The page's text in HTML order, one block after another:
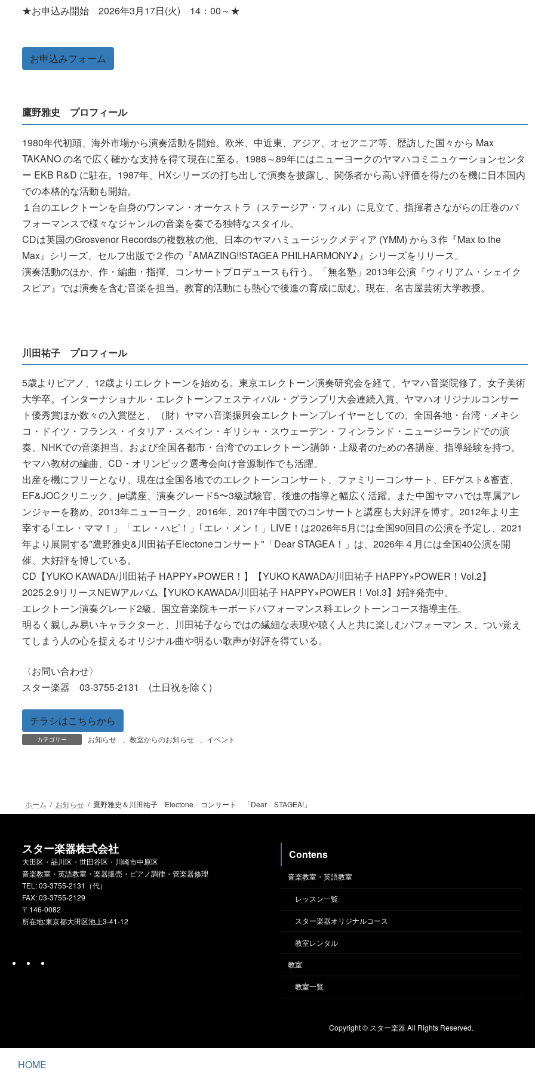
★お申込み開始 2026年3月17日(火) 14：00～★
お申込みフォーム
鷹野雅史 プロフィール
1980年代初頭、海外市場から演奏活動を開始。欧米、中近東、アジア、オセアニア等、歴訪した国々から Max
TAKANO の名で広く確かな支持を得て現在に至る。1988～89年にはニューヨークのヤマハコミニュケーションセンタ
ー EKB R&D に駐在。1987年、HXシリーズの打ち出しで演奏を披露し、関係者から高い評価を得たのを機に日本国内
での本格的な活動も開始。
１台のエレクトーンを自身のワンマン・オーケストラ（ステージア・フィル）に見立て、指揮者さながらの圧巻のパ
フォーマンスで様々なジャンルの音楽を奏でる独特なスタイル。
CDは英国のGrosvenor Recordsの複数枚の他、日本のヤマハミュージックメディア (YMM) から３作『Max to the
Max』シリーズ、セルフ出版で２作の『AMAZING!!STAGEA PHILHARMONY♪』シリーズをリリース。
演奏活動のほか、作・編曲・指揮、コンサートプロデュースも行う。「無名塾」2013年公演『ウィリアム・シェイク
スピア』では演奏を含む音楽を担当。教育的活動にも熱心で後進の育成に励む。現在、名古屋芸術大学教授。
川田祐子 プロフィール
5歳よりピアノ、12歳よりエレクトーンを始める。東京エレクトーン演奏研究会を経て、ヤマハ音楽院修了。女子美術
大学卒。インターナショナル・エレクトーンフェスティバル・グランプリ大会連続入賞、ヤマハオリジナルコンサー
ト優秀賞ほか数々の入賞歴と、（財）ヤマハ音楽振興会エレクトーンプレイヤーとしての、全国各地・台湾・メキシ
コ・ドイツ・フランス・イタリア・スペイン・ギリシャ・スウェーデン・フィンランド・ニュージーランドでの演
奏、NHKでの音楽担当、および全国各都市・台湾でのエレクトーン講師・上級者のための各講座、指導経験を持つ。
ヤマハ教材の編曲、CD・オリンピック選考会向け音源制作でも活躍。
出産を機にフリーとなり、現在は全国各地でのエレクトーンコンサート、ファミリーコンサート、EFゲスト&審査、
EF&JOCクリニック、jet講座、演奏グレード5〜3級試験官、後進の指導と幅広く活躍。また中国ヤマハでは専属アレ
ンジャーを務め、2013年ニューヨーク、2016年、2017年中国でのコンサートと講座も大好評を博す。2012年より主
宰する｢エレ・ママ！」「エレ・ハピ！」｢エレ・メン！」LIVE！は2026年5月には全国90回目の公演を予定し、2021
年より展開する"鷹野雅史&川田祐子Electoneコンサート"「Dear STAGEA！」は、2026年４月には全国40公演を開
催、大好評を博している。
CD【YUKO KAWADA/川田祐子 HAPPY×POWER！】【YUKO KAWADA/川田祐子 HAPPY×POWER！Vol.2】
2025.2.9リリースNEWアルバム【YUKO KAWADA/川田祐子 HAPPY×POWER！Vol.3】好評発売中。
エレクトーン演奏グレード2級。国立音楽院キーボードパフォーマンス科エレクトーンコース指導主任。
明るく親しみ易いキャラクターと、川田祐子ならではの繊細な表現や聴く人と共に楽しむパフォーマン ス、つい覚え
てしまう人の心を捉えるオリジナル曲や明るい歌声が好評を得ている。
〈お問い合わせ〉
スター楽器 03-3755-2131 (土日祝を除く)
チラシはこちらから
カテゴリー お知らせ 教室からのお知らせ イベント
ホーム お知らせ 鷹野雅史＆川田祐子 Electone コンサート 「Dear STAGEA!」
スター楽器株式会社
大田区・品川区・世田谷区・川崎市中原区
音楽教室・英語教室・楽器販売・ピアノ調律・管楽器修理
TEL: 03-3755-2131（代）
FAX: 03-3755-2129
〒146-0082
所在地:東京都大田区池上3-41-12
タ
プ
Contens
音楽教室・英語教室
レッスン一覧
スター楽器オリジナルコース
教室レンタル
教室
教室一覧
Copyright © スター楽器 All Rights Reserved.
HOME